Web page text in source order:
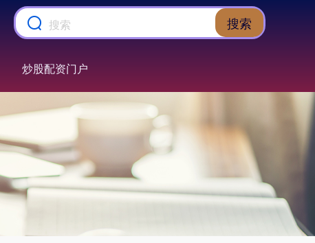
搜索
炒股配资门户
+39.68 +1.02%